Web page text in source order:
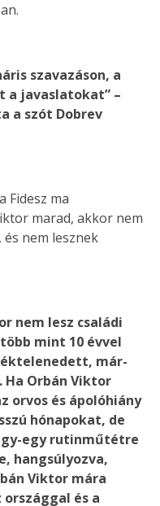
szavazáson, a
a javaslatokat” –
a szót Dobrev
Fidesz ma
marad, akkor nem
nem lesznek
nem lesz családi
mint 10 évvel
már-
Orbán Viktor
orvos és ápolóhiány
hónapokat, de
egy rutinműtétre
hangsúlyozva,
Viktor mára
és a